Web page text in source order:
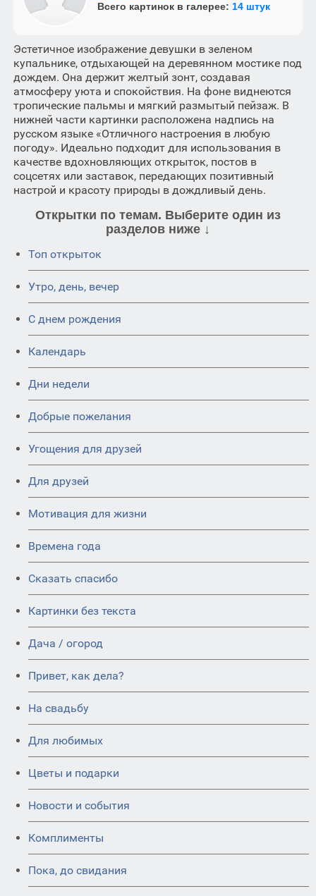
Всего картинок в галерее: 14 штук
Эстетичное изображение девушки в зеленом
купальнике, отдыхающей на деревянном мостике под
дождем. Она держит желтый зонт, создавая
атмосферу уюта и спокойствия. На фоне виднеются
тропические пальмы и мягкий размытый пейзаж. В
нижней части картинки расположена надпись на
русском языке «Отличного настроения в любую
погоду». Идеально подходит для использования в
качестве вдохновляющих открыток, постов в
соцсетях или заставок, передающих позитивный
настрой и красоту природы в дождливый день.
Открытки по темам. Выберите один из
разделов ниже ↓
Топ открыток
Утро, день, вечер
C днем рождения
Календарь
Дни недели
Добрые пожелания
Угощения для друзей
Для друзей
Мотивация для жизни
Времена года
Сказать спасибо
Картинки без текста
Дача / огород
Привет, как дела?
На свадьбу
Для любимых
Цветы и подарки
Новости и события
Комплименты
Пока, до свидания